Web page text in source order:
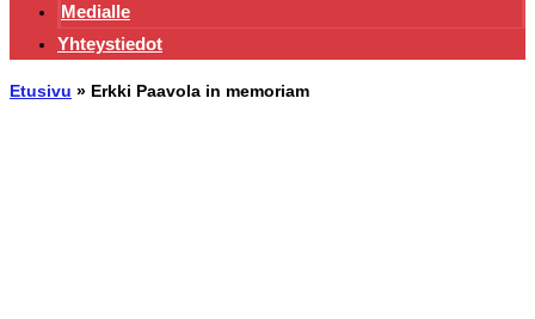
Medialle
Yhteystiedot
Etusivu » Erkki Paavola in memoriam